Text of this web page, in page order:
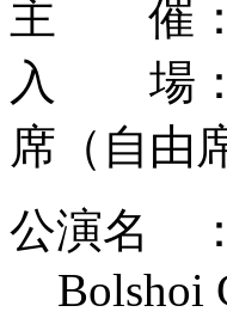
主 催：
入 場：
席（自由
公演名 ：
Bolshoi